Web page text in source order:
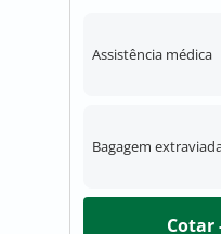
Assistência médica
Bagagem
Cotar